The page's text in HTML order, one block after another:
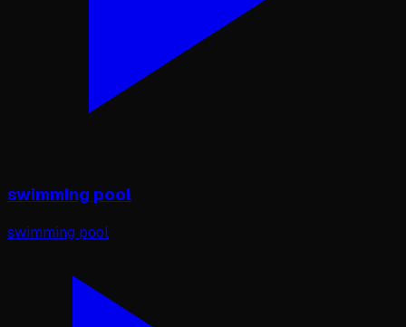
swimming pool
swimming pool